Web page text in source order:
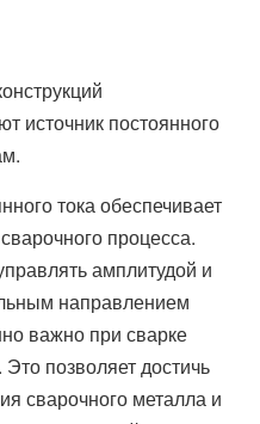
источник постоянного
тока обеспечивает
процесса.
амплитудой и
направлением
важно при сварке
позволяет достичь
сварочного металла и